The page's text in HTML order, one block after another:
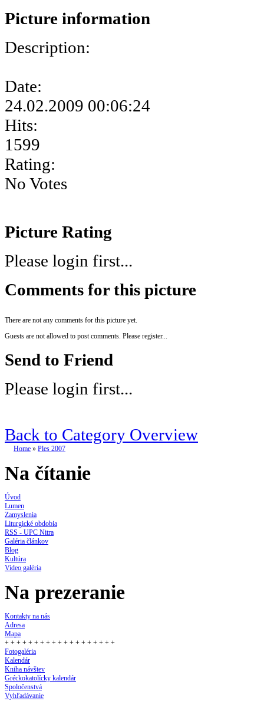
Picture information
Description:
Date:
24.02.2009 00:06:24
Hits:
1599
Rating:
No Votes
Picture Rating
Please login first...
Comments for this picture
There are not any comments for this picture yet.
Guests are not allowed to post comments. Please register...
Send to Friend
Please login first...
Back to Category Overview
Home » Ples 2007
Na čítanie
Úvod
Lumen
Zamyslenia
Liturgické obdobia
RSS - UPC Nitra
Galéria článkov
Blog
Kultúra
Video galéria
Na prezeranie
Kontakty na nás
Adresa
Mapa
+ + + + + + + + + + + + + + + + + + +
Fotogaléria
Kalendár
Kniha návštev
Gréckokatolícky kalendár
Spoločenstvá
Vyhľadávanie